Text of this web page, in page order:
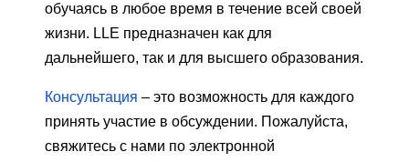
обучаясь в любое время в течение всей своей
жизни. LLE предназначен как для
дальнейшего, так и для высшего образования.
Консультация – это возможность для каждого
принять участие в обсуждении. Пожалуйста,
свяжитесь с нами по электронной